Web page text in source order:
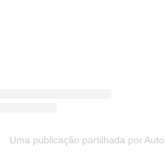
Uma publicação partilhada por